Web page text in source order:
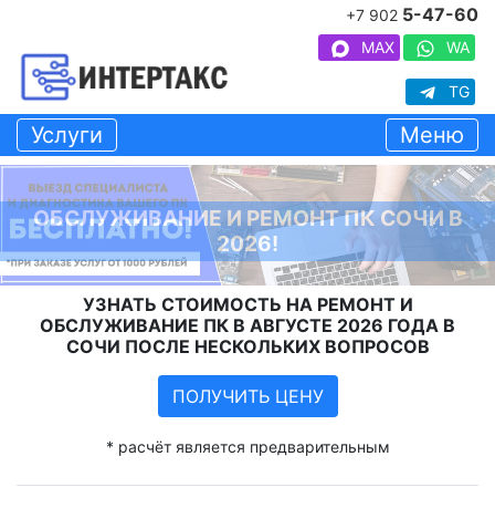
+7 902 5-47-60
MAX WA
TG
Услуги Меню
ОБСЛУЖИВАНИЕ И РЕМОНТ ПК СОЧИ В
2026!
УЗНАТЬ СТОИМОСТЬ НА РЕМОНТ И
ОБСЛУЖИВАНИЕ ПК В АВГУСТЕ 2026 ГОДА В
СОЧИ ПОСЛЕ НЕСКОЛЬКИХ ВОПРОСОВ
ПОЛУЧИТЬ ЦЕНУ
* расчёт является предварительным